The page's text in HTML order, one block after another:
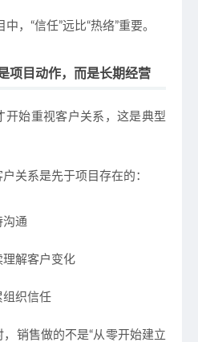
，“信任”远比“热络”重要。
项目动作，而是长期经营
开始重视客户关系，这是典型
户关系是先于项目存在的 ：
沟通
解客户变化
组织信任
销售做的不是“从零开始建立